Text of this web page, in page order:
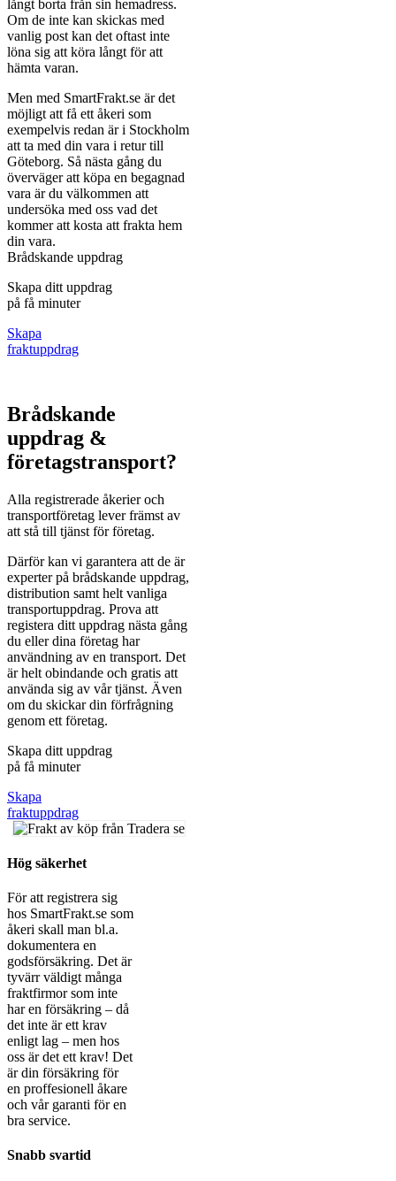
långt borta från sin hemadress.
Om de inte kan skickas med
vanlig post kan det oftast inte
löna sig att köra långt för att
hämta varan.
Men med SmartFrakt.se är det
möjligt att få ett åkeri som
exempelvis redan är i Stockholm
att ta med din vara i retur till
Göteborg. Så nästa gång du
överväger att köpa en begagnad
vara är du välkommen att
undersöka med oss vad det
kommer att kosta att frakta hem
din vara.
Brådskande uppdrag
Skapa ditt uppdrag
på få minuter
Skapa
fraktuppdrag
Brådskande
uppdrag &
företagstransport?
Alla registrerade åkerier och
transportföretag lever främst av
att stå till tjänst för företag.
Därför kan vi garantera att de är
experter på brådskande uppdrag,
distribution samt helt vanliga
transportuppdrag. Prova att
registera ditt uppdrag nästa gång
du eller dina företag har
användning av en transport. Det
är helt obindande och gratis att
använda sig av vår tjänst. Även
om du skickar din förfrågning
genom ett företag.
Skapa ditt uppdrag
på få minuter
Skapa
fraktuppdrag
Hög säkerhet
För att registrera sig
hos SmartFrakt.se som
åkeri skall man bl.a.
dokumentera en
godsförsäkring. Det är
tyvärr väldigt många
fraktfirmor som inte
har en försäkring – då
det inte är ett krav
enligt lag – men hos
oss är det ett krav! Det
är din försäkring för
en proffesionell åkare
och vår garanti för en
bra service.
Snabb svartid